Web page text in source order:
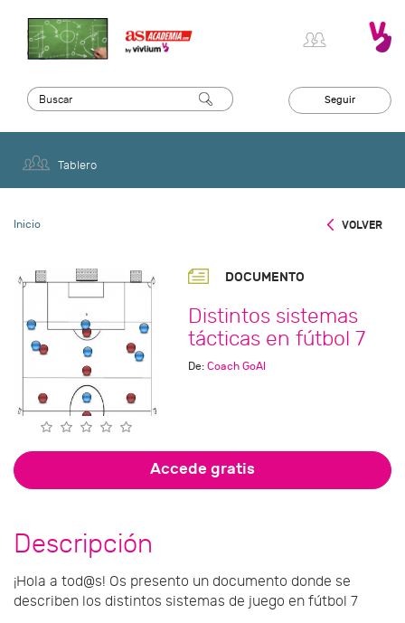
Seguir
Tablero
Inicio VOLVER
DOCUMENTO
Distintos sistemas
tácticas en fútbol 7
De: Coach GoAl
Accede gratis
Descripción
¡Hola a tod@s! Os presento un documento donde se
describen los distintos sistemas de juego en fútbol 7